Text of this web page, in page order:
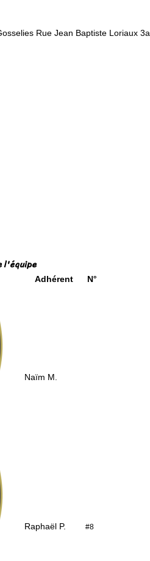
Rue Jean Baptiste Loriaux 3a
l'équipe
Adhérent N°
Naïm M.
Raphaël P. #8